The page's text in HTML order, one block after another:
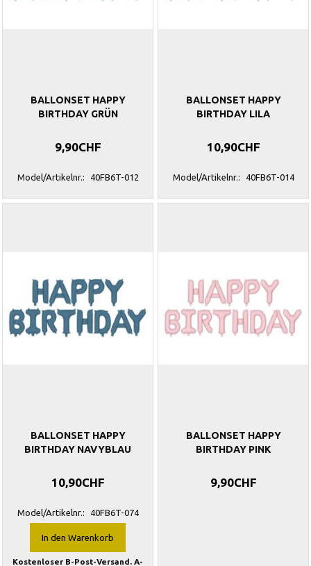
BALLONSET HAPPY
BIRTHDAY GRÜN
9,90CHF
Model/Artikelnr.: 40FB6T-012
BALLONSET HAPPY
BIRTHDAY LILA
10,90CHF
Model/Artikelnr.: 40FB6T-014
BALLONSET HAPPY
BIRTHDAY NAVYBLAU
10,90CHF
Model/Artikelnr.: 40FB6T-074
In den Warenkorb
Kostenloser B-Post-Versand. A-
BALLONSET HAPPY
BIRTHDAY PINK
9,90CHF